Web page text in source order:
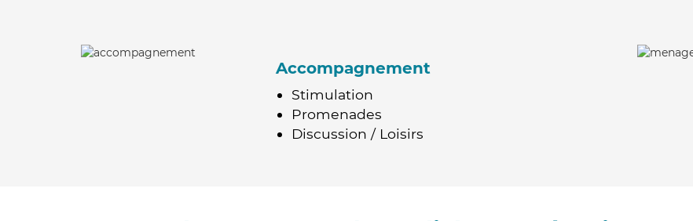
Accompagnement
Stimulation
Promenades
Discussion / Loisirs